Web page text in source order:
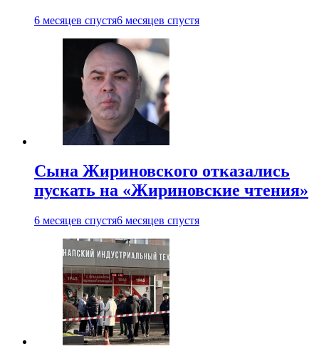
6 месяцев спустя6 месяцев спустя
Сына Жириновского отказались
пускать на «Жириновские чтения»
6 месяцев спустя6 месяцев спустя